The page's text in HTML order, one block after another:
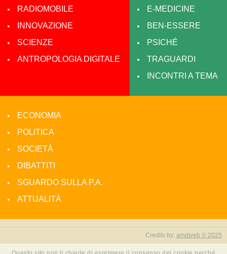
RADIOMOBILE
INNOVAZIONE
SCIENZE
ANTROPOLOGIA DIGITALE
E-MEDICINE
BEN-ESSERE
PSICHÉ
TRAGUARDI
INCONTRI A TEMA
ECONOMIA
POLITICA
SOCIETÀ
DIBATTITI
SGUARDO SULLA P.A.
ATTUALITÀ
Credits by: amdweb © 2025